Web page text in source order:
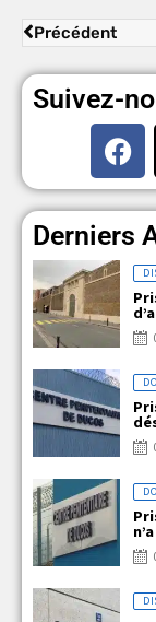
Précédent
Suivez-
Derniers